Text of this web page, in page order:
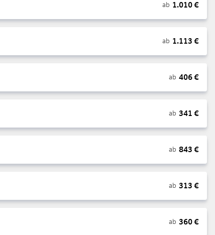
ab 1.010€
ab 1.113 €
ab 406€
ab 341 €
ab 843 €
ab 313 €
ab 360€